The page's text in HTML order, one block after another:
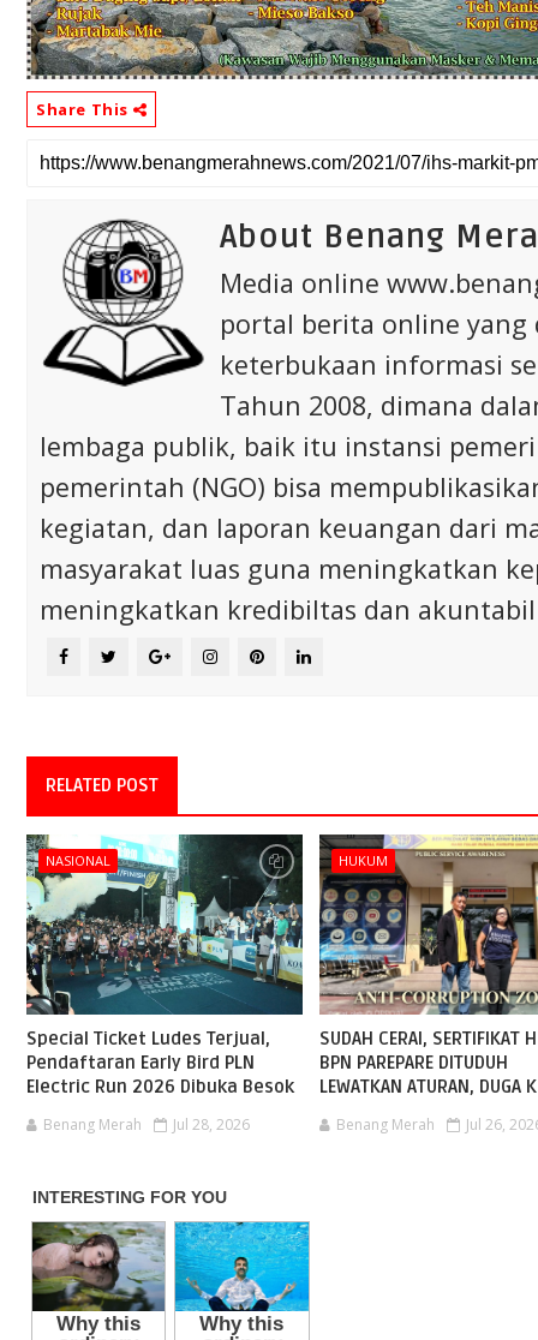
Share This
About Benang
Media online
portal berita online
keterbukaan informasi
Tahun 2008, dimana
lembaga publik, baik itu instansi
pemerintah (NGO) bisa
kegiatan, dan laporan keuangan dari
masyarakat luas guna meningkatkan
meningkatkan kredibiltas dan
RELATED POST
NASIONAL
Special Ticket Ludes Terjual,
Pendaftaran Early Bird PLN
Electric Run 2026 Dibuka Besok
Benang Merah Jul 28, 2026
HUKUM
SUDAH CERAI, SERTIFIKAT
BPN PAREPARE DITUDUH
LEWATKAN ATURAN, DUGA
Benang Merah Jul 26,